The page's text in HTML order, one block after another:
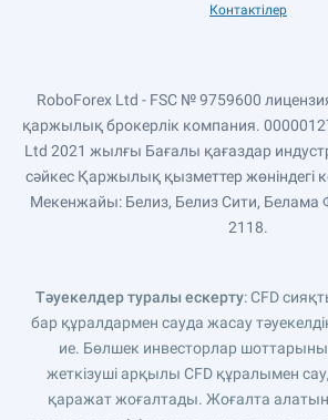
Контактілер
RoboForex Ltd - FSC № 9759600
қаржылық брокерлік компания.
Ltd 2021 жылғы Бағалы қағаздар
сәйкес Қаржылық қызметтер жөніндегі
Мекенжайы: Белиз, Белиз Сити, Белама
2118.
Тәуекелдер туралы ескерту: CFD
бар құралдармен сауда жасау
ие. Бөлшек инвесторлар
жеткізуші арқылы CFD құралымен
қаражат жоғалтады. Жоғалта